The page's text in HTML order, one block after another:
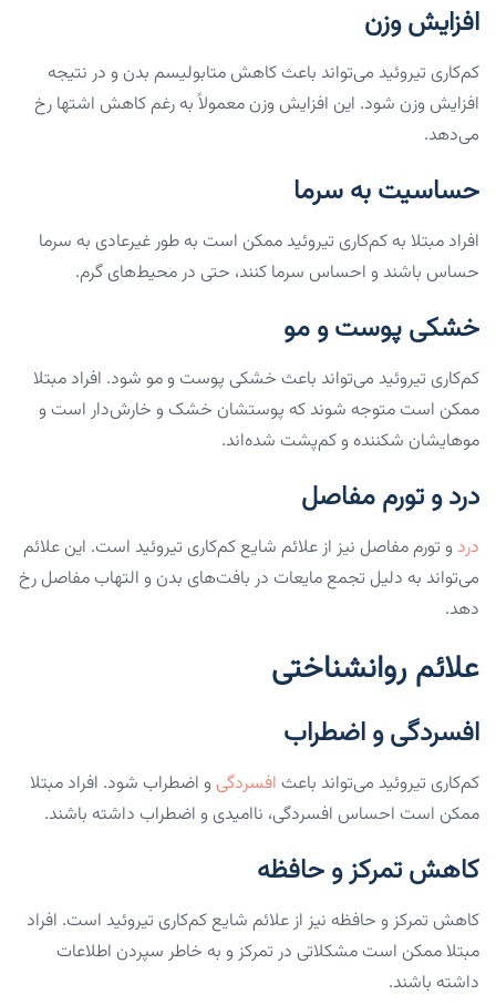
افزایش وزن
کم‌کاری تیروئید می‌تواند باعث کاهش متابولیسم بدن و در نتیجه
افزایش وزن شود. این افزایش وزن معمولاً به رغم کاهش اشتها رخ
می‌دهد.
حساسیت به سرما
افراد مبتلا به کم‌کاری تیروئید ممکن است به طور غیرعادی به سرما
حساس باشند و احساس سرما کنند، حتی در محیط‌های گرم.
خشکی پوست و مو
کم‌کاری تیروئید می‌تواند باعث خشکی پوست و مو شود. افراد مبتلا
ممکن است متوجه شوند که پوستشان خشک و خارش‌دار است و
موهایشان شکننده و کم‌پشت شده‌اند.
درد و تورم مفاصل
درد و تورم مفاصل نیز از علائم شایع کم‌کاری تیروئید است. این علائم
می‌تواند به دلیل تجمع مایعات در بافت‌های بدن و التهاب مفاصل رخ
دهد.
علائم روانشناختی
افسردگی و اضطراب
کم‌کاری تیروئید می‌تواند باعث افسردگی و اضطراب شود. افراد مبتلا
ممکن است احساس افسردگی، ناامیدی و اضطراب داشته باشند.
کاهش تمرکز و حافظه
کاهش تمرکز و حافظه نیز از علائم شایع کم‌کاری تیروئید است. افراد
مبتلا ممکن است مشکلاتی در تمرکز و به خاطر سپردن اطلاعات
داشته باشند.